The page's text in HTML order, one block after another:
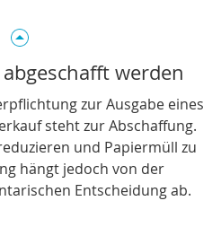
werden
zur Ausgabe eines
steht zur Abschaffung.
und Papiermüll zu
hängt jedoch von der
Entscheidung ab.